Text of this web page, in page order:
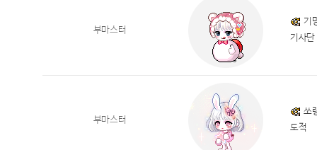
부마스터
기
기사단
부마스터
쏘
도적